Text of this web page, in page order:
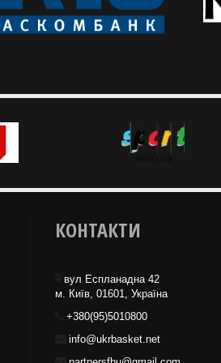
КОНТАКТИ
вул Еспланадна 42
м. Київ, 01601, Україна
+380(95)5010800
info@ukrbasket.net